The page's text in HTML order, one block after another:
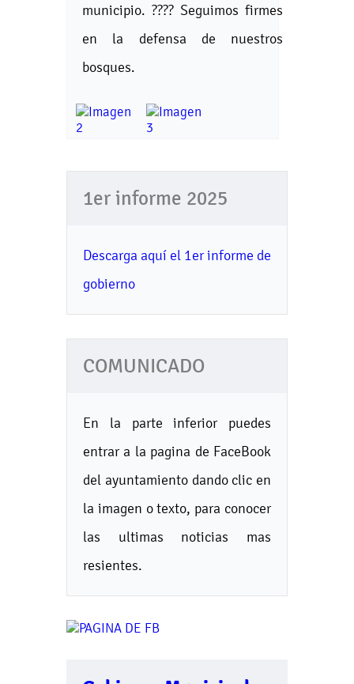
municipio. ???? Seguimos firmes
en la defensa de nuestros
bosques.
1er informe 2025
Descarga aquí el 1er informe de
gobierno
COMUNICADO
En la parte inferior puedes
entrar a la pagina de FaceBook
del ayuntamiento dando clic en
la imagen o texto, para conocer
las ultimas noticias mas
resientes.